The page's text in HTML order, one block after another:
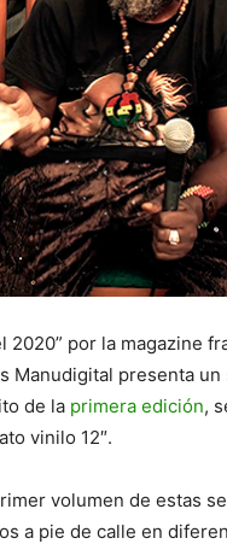
2020” por la magazine
Manudigital presenta
de la primera edición,
vinilo 12″.
volumen de estas
a pie de calle en